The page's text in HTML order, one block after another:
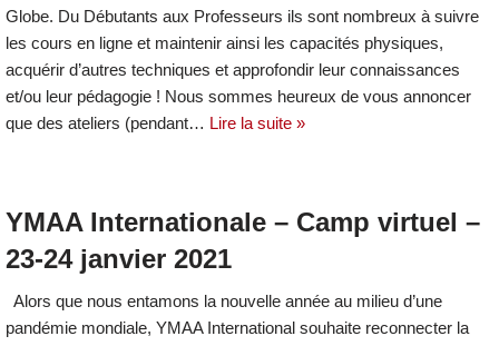
Globe. Du Débutants aux Professeurs ils sont nombreux à suivre
les cours en ligne et maintenir ainsi les capacités physiques,
acquérir d’autres techniques et approfondir leur connaissances
et/ou leur pédagogie ! Nous sommes heureux de vous annoncer
que des ateliers (pendant… Lire la suite »
YMAA Internationale – Camp virtuel –
23-24 janvier 2021
Alors que nous entamons la nouvelle année au milieu d’une
pandémie mondiale, YMAA International souhaite reconnecter la